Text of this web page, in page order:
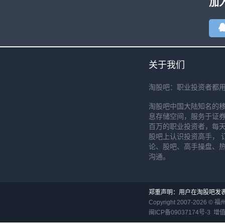
加
关于我们
淘股吧：职业投资者都
淘股吧中国大陆知名的
息存储空间，服务于证
百万的职业投资者，每
股吧上认识投资高手，
论、股吧、高手操盘、
沟通。
郑重声明：用户在淘股吧发
Copyright 2007-2026 © 福
闽ICP备09037174号-3 增